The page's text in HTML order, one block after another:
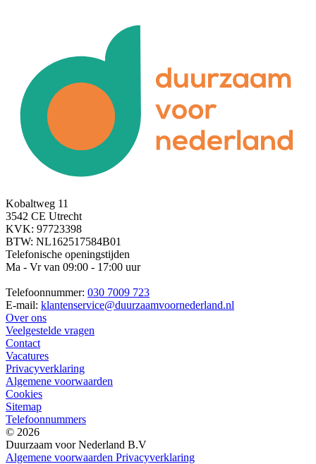
Kobaltweg 11
3542 CE Utrecht
KVK: 97723398
BTW: NL162517584B01
Telefonische openingstijden
Ma - Vr van 09:00 - 17:00 uur
Telefoonnummer: 030 7009 723
E-mail: klantenservice@duurzaamvoornederland.nl
Over ons
Veelgestelde vragen
Contact
Vacatures
Privacyverklaring
Algemene voorwaarden
Cookies
Sitemap
Telefoonnummers
© 2026
Duurzaam voor Nederland B.V
Algemene voorwaarden Privacyverklaring